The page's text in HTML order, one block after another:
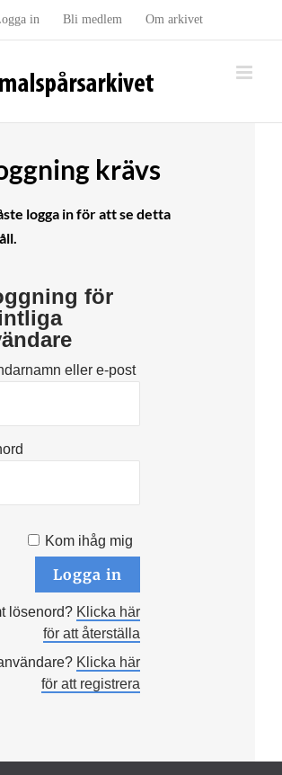
in Bli medlem Om arkivet
krävs
logga in för att se detta
för
eller e-post
Kom ihåg mig
lösenord? Klicka här
för att återställa
Klicka här
för att registrera